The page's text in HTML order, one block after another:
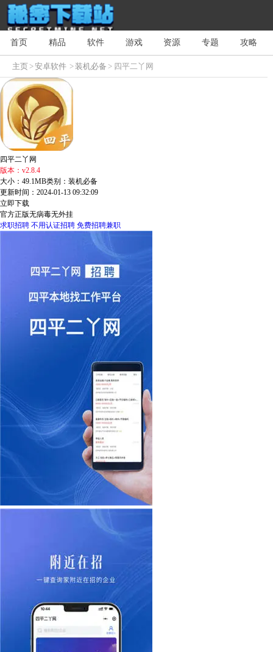
首页 精品 软件 游戏 资源 专题 攻略
主页>安卓软件 >装机必备 > 四平二丫网
四平二丫网
版本：v2.8.4
大小：49.1MB类别：装机必备
更新时间：2024-01-13 09:32:09
立即下载
官方正版无病毒无外挂
求职招聘 不用认证招聘 免费招聘兼职